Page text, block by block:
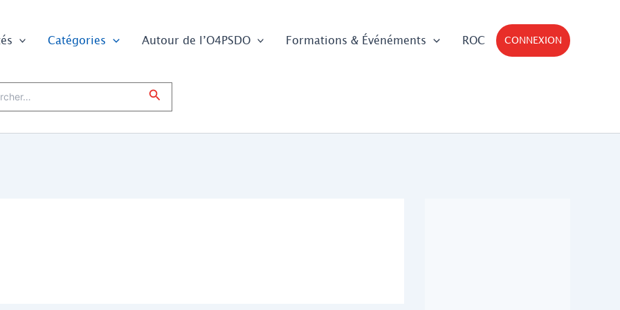
Catégories Autour de l’O4PSDO Formations & Événéments ROC CONNEXION
Rechercher